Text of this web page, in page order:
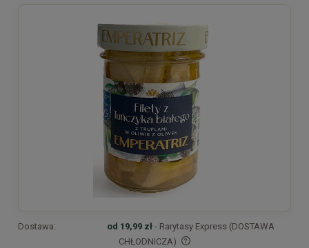
Dostawa: od 19,99 zł - Rarytasy Express (DOSTAWA
CHŁODNICZA)